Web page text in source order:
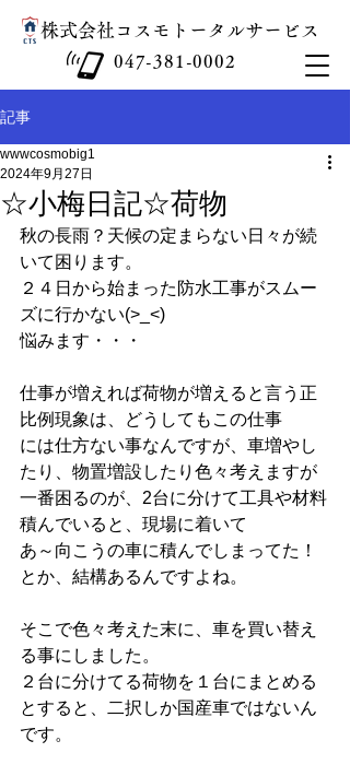
​株式会社コスモトータルサービス
047-381-0002
記事
☆小梅日記☆荷物
wwwcosmobig1
2024年9月27日
秋の長雨？天候の定まらない日々が続
いて困ります。
２４日から始まった防水工事がスムー
ズに行かない(>_<)
悩みます・・・
仕事が増えれば荷物が増えると言う正
比例現象は、どうしてもこの仕事
には仕方ない事なんですが、車増やし
たり、物置増設したり色々考えますが
一番困るのが、2台に分けて工具や材料
積んでいると、現場に着いて
あ～向こうの車に積んでしまってた！
とか、結構あるんですよね。
そこで色々考えた末に、車を買い替え
る事にしました。
２台に分けてる荷物を１台にまとめる
とすると、二択しか国産車ではないん
です。